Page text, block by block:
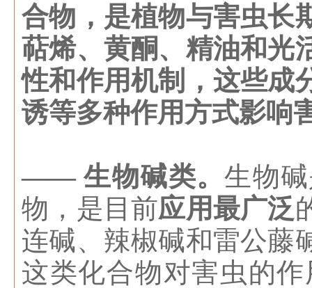
合物，是植物与害虫长
萜烯、黄酮、精油和光
性和作用机制，这些成
诱等多种作用方式影响
—— 生物碱类。生物
物，是目前应用最广泛
连碱、辣椒碱和雷公藤
这类化合物对害虫的